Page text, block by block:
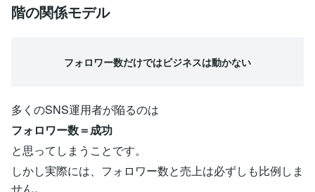
階の関係モデル
フォロワー数だけではビジネスは動かない
多くのSNS運用者が陥るのは
フォロワー数＝成功
と思ってしまうことです。
しかし実際には、フォロワー数と売上は必ずしも比例しま
せん。